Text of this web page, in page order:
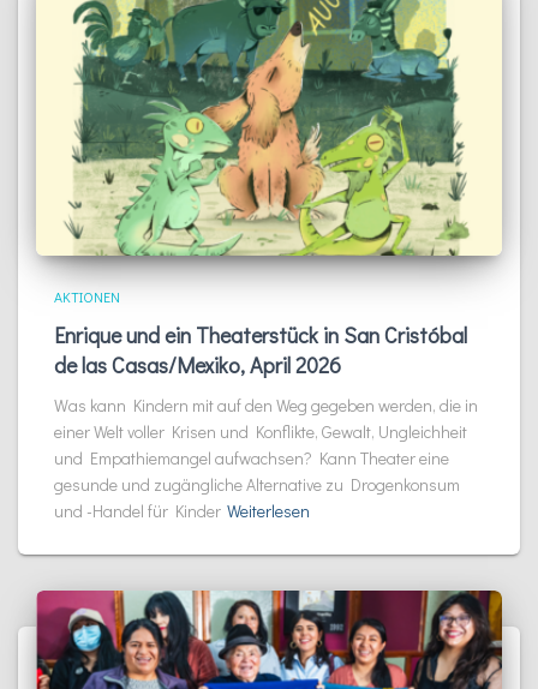
AKTIONEN
Enrique und ein Theaterstück in San Cristóbal
de las Casas/Mexiko, April 2026
Was kann Kindern mit auf den Weg gegeben werden, die in
einer Welt voller Krisen und Konflikte, Gewalt, Ungleichheit
und Empathiemangel aufwachsen? Kann Theater eine
gesunde und zugängliche Alternative zu Drogenkonsum
und -Handel für Kinder Weiterlesen